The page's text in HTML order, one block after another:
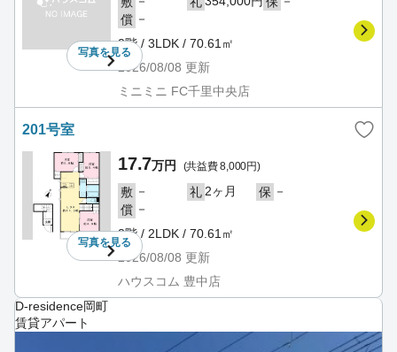
写真を見る
償 －
2階 / 3LDK / 70.61㎡
2026/08/08 更新
ミニミニ FC千里中央店
201号室
写真を見る
17.7万円 (共益費 8,000円)
敷 － 礼2ヶ月 保 －
償 －
2階 / 2LDK / 70.61㎡
2026/08/08 更新
ハウスコム 豊中店
D-residence岡町
賃貸アパート